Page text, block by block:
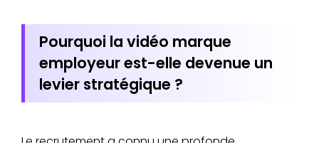
Pourquoi la vidéo marque
employeur est-elle devenue un
levier stratégique ?